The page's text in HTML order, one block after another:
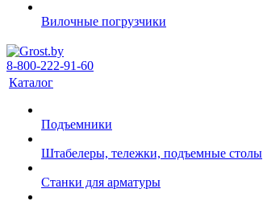
Вилочные погрузчики
8-800-222-91-60
Каталог
Подъемники
Штабелеры, тележки, подъемные столы
Станки для арматуры